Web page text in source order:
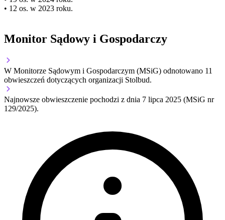
• 12 os. w 2023 roku.
Monitor Sądowy i Gospodarczy
W Monitorze Sądowym i Gospodarczym (MSiG) odnotowano 11
obwieszczeń dotyczących organizacji Stolbud.
Najnowsze obwieszczenie pochodzi z dnia 7 lipca 2025 (MSiG nr
129/2025).